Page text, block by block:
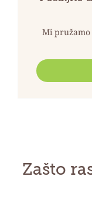
Mi
Zašto